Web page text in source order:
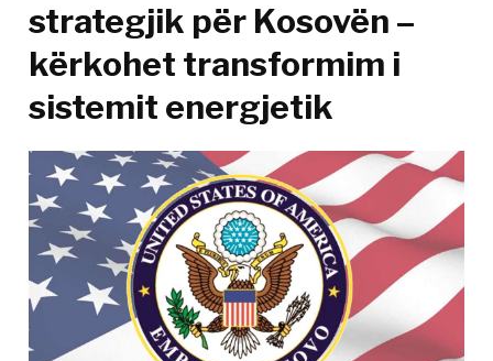
strategjik për Kosovën –
kërkohet transformim i
sistemit energjetik